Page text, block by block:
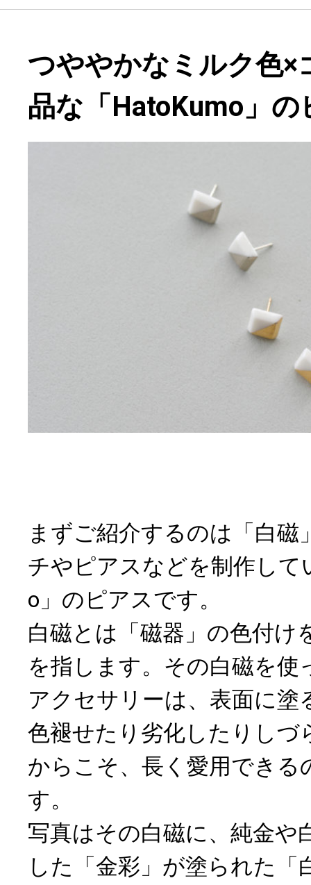
つややかなミルク色×
品な「HatoKumo」の
まずご紹介するのは「白磁
チやピアスなどを制作して
o」のピアスです。
白磁とは「磁器」の色付け
を指します。その白磁を使
アクセサリーは、表面に塗
色褪せたり劣化したりしづ
からこそ、長く愛用できる
す。
写真はその白磁に、純金や
した「金彩」が塗られた「